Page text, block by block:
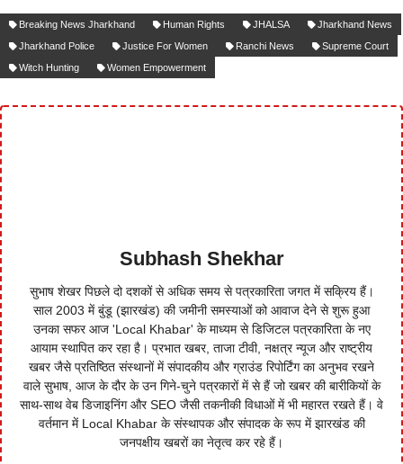
Breaking News Jharkhand Human Rights JHALSA
Jharkhand News
Jharkhand Police
Justice For Women Ranchi News
Supreme Court
Witch Hunting
Women Empowerment
Subhash Shekhar
सुभाष शेखर पिछले दो दशकों से अधिक समय से पत्रकारिता जगत में सक्रिय हैं।
साल 2003 में बुंडू (झारखंड) की जमीनी समस्याओं को आवाज देने से शुरू हुआ
उनका सफर आज 'Local Khabar' के माध्यम से डिजिटल पत्रकारिता के नए
आयाम स्थापित कर रहा है। प्रभात खबर, ताजा टीवी, नक्षत्र न्यूज और राष्ट्रीय
खबर जैसे प्रतिष्ठित संस्थानों में संपादकीय और ग्राउंड रिपोर्टिंग का अनुभव रखने
वाले सुभाष, आज के दौर के उन गिने-चुने पत्रकारों में से हैं जो खबर की बारीकियों के
साथ-साथ वेब डिजाइनिंग और SEO जैसी तकनीकी विधाओं में भी महारत रखते हैं। वे
वर्तमान में Local Khabar के संस्थापक और संपादक के रूप में झारखंड की
जनपक्षीय खबरों का नेतृत्व कर रहे हैं।